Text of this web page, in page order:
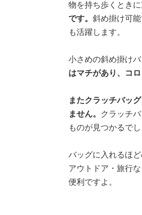
物を持ち歩くときに
です。 斜め掛け可
も活躍します。
小さめの斜め掛け
はマチがあり、コ
またクラッチバッ
ません。
クラッチ
ものが見つかるでし
バッグに入れるほ
アウトドア・旅行
便利ですよ。